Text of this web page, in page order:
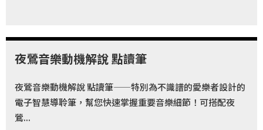
堂
華
格
納
圖
夜鶯音樂動機解說 點讀筆
夜鶯音樂動機解說 點讀筆——特別為不識譜的愛樂者設計的
電子智慧導聆筆，幫您快速掌握重要音樂細節！可搭配夜
鶯...